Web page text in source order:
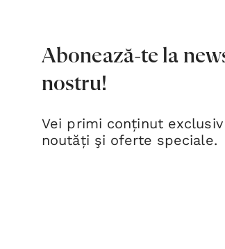
Abonează-te la
nostru!
Vei primi conținut
noutăți şi oferte speciale.